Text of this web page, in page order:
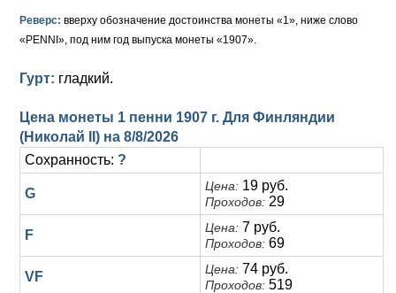
Для Молдавии и Валахии
Медь
Ливонезы
Альбертусталер
Петр II (1727-1730)
Петр I (1682-1725)
Золото
Серебро
Реверс: вверху обозначение достоинства монеты «1», ниже слово
«PENNI», под ним год выпуска монеты «1907».
Гурт: гладкий.
Цена монеты 1 пенни 1907 г. Для Финляндии
(Николай II) на 8/8/2026
Сохранность: ?
G Цена: 19 руб.
Проходов: 29
F Цена: 7 руб.
Проходов: 69
VF Цена: 74 руб.
Проходов: 519